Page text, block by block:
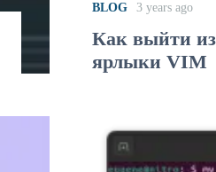
BLOG 3 years ago
Как выйти
ярлыки VIM